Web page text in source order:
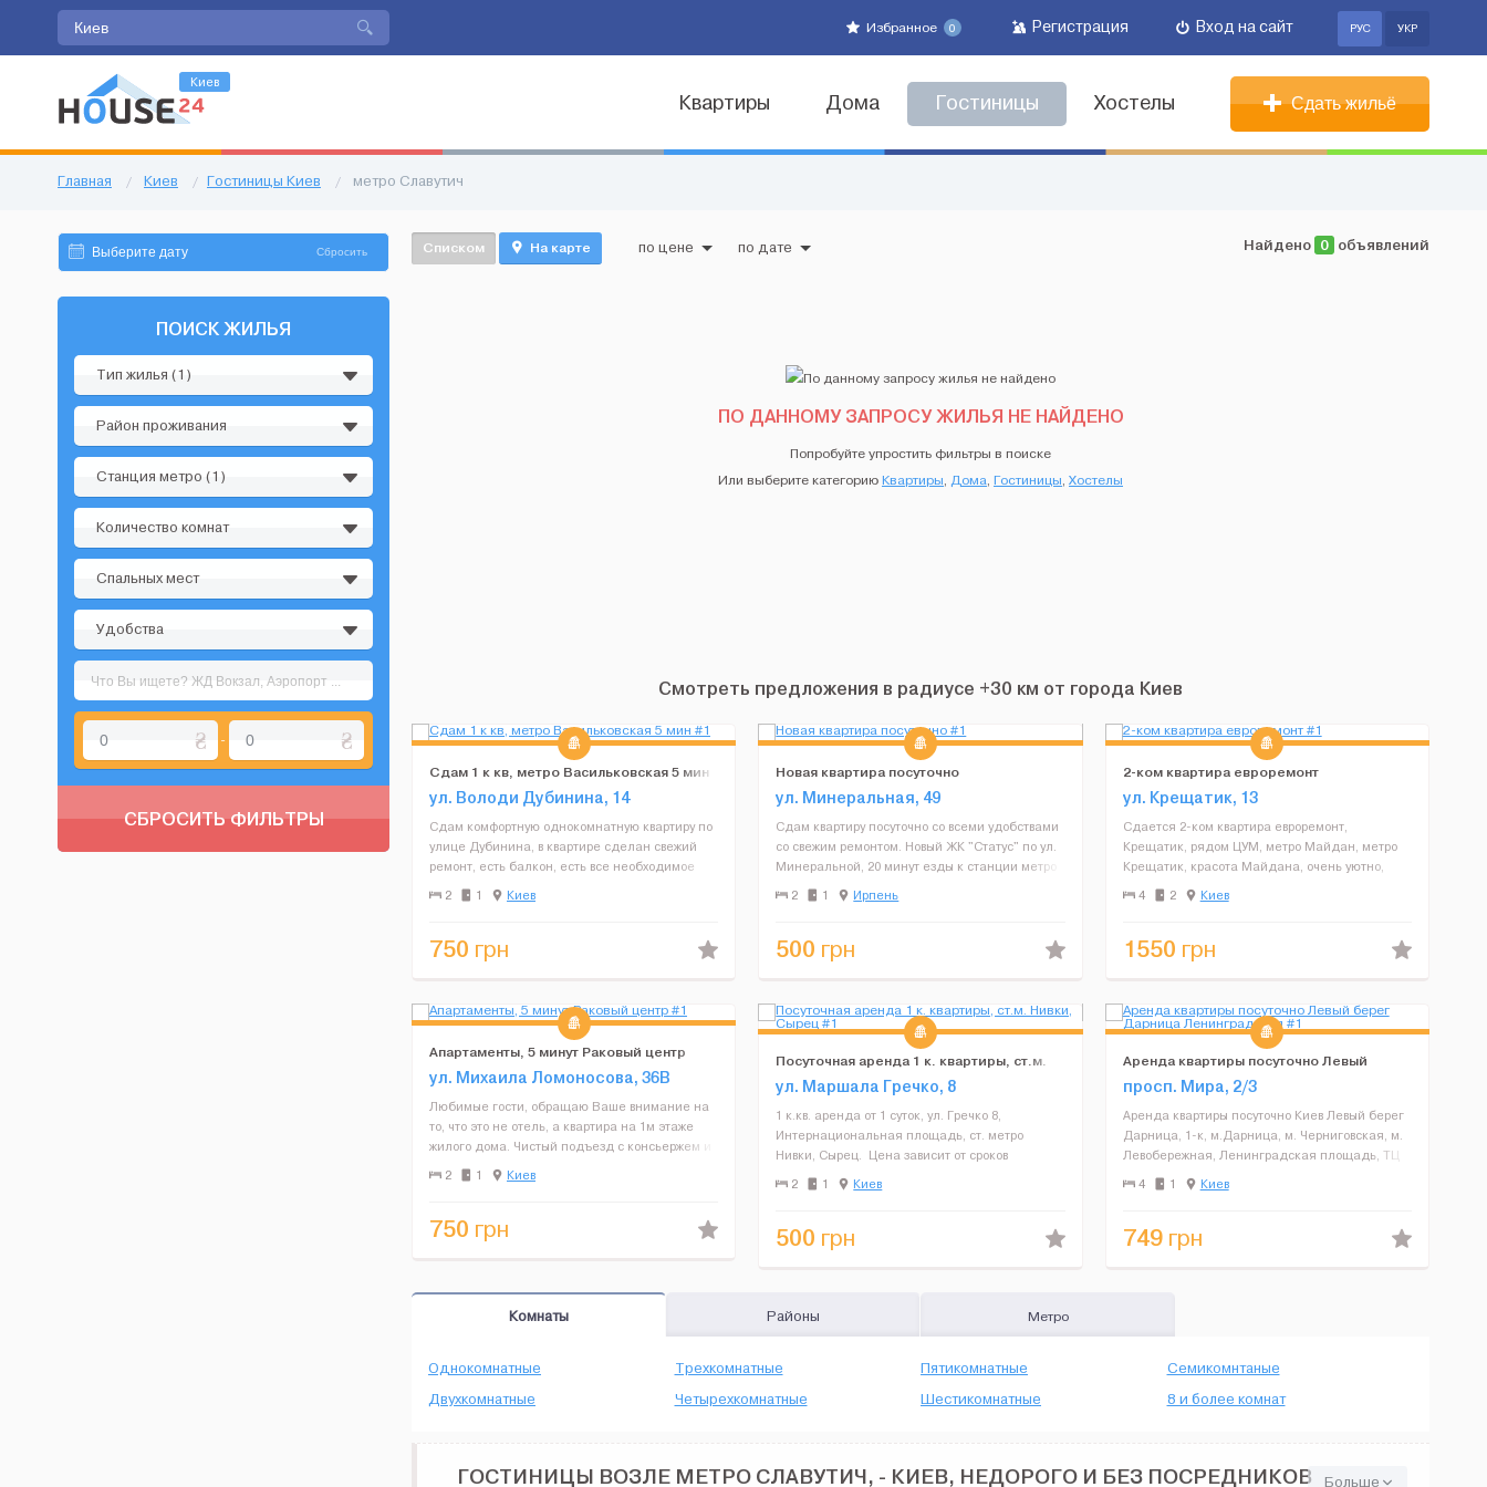
Избранное 0 Регистрация Вход на сайт РУС УКР
Киев
Квартиры Дома Гостиницы Хостелы Сдать жильё
Главная / Киев / Гостиницы Киев / метро Славутич
Сбросить
ПОИСК ЖИЛЬЯ
Тип жилья (1)
Район проживания
Станция метро (1)
Количество комнат
Спальных мест
Удобства
-
СБРОСИТЬ ФИЛЬТРЫ
Списком На карте по цене по дате Найдено 0 объявлений
ПО ДАННОМУ ЗАПРОСУ ЖИЛЬЯ НЕ НАЙДЕНО
Попробуйте упростить фильтры в поиске
Или выберите категориюКвартиры, Дома, Гостиницы, Хостелы
Смотреть предложения в радиусе +30 км от города Киев
Сдам 1 к кв, метро Васильковская 5 мин
ул. Володи Дубинина, 14
Сдам комфортную однокомнатную квартиру по
улице Дубинина, в квартире сделан свежий
ремонт, есть балкон, есть все необходимое
для проживания, большая двухспальная
кровать, телевизор, интернет, холодильник,
2 1 Киев
750 грн
Новая квартира посуточно
ул. Минеральная, 49
Сдам квартиру посуточно со всеми удобствами
со свежим ремонтом. Новый ЖК "Статус" по ул.
Минеральной, 20 минут езды к станции метро
Академгородок на марщрутке (каждые 5
минут), 10 минут пешком к центру Ирпеня,
2 1 Ирпень
500 грн
2-ком квартира евроремонт
ул. Крещатик, 13
Сдается 2-ком квартира евроремонт,
Крещатик, рядом ЦУМ, метро Майдан, метро
Крещатик, красота Майдана, очень уютно,
красиво, есть все необходимое, интернет,
кухня со встроенной техникой, вы захотите
4 2 Киев
1550 грн
Апартаменты, 5 минут Раковый центр
ул. Михаила Ломоносова, 36В
Любимые гости, обращаю Ваше внимание на
то, что это не отель, а квартира на 1м этаже
жилого дома. Чистый подъезд с консьержем и
видеонаблюдением. Во дворе огромная
площадка для деток. Квартира и территория
2 1 Киев
750 грн
Посуточная аренда 1 к. квартиры, ст.м.
Нивки, Сырец
ул. Маршала Гречко, 8
1 к.кв. аренда от 1 суток, ул. Гречко 8,
Интернациональная площадь, ст. метро
Нивки, Сырец. Цена зависит от сроков
проживания. Рядом сквер, парк, озеро,
магазины, две ветки метро. Три спальных
2 1 Киев
500 грн
Аренда квартиры посуточно Левый
берег Дарница Ленинградская
просп. Мира, 2/3
Аренда квартиры посуточно Киев Левый берег
Дарница, 1-к, м.Дарница, м. Черниговская, м.
Левобережная, Ленинградская площадь, ТЦ
«ДАРНИЦА», МВЦ (Международный
выставоный центр), Дворец подводного спорта,
4 1 Киев
749грн
Комнаты Районы Метро
Однокомнатные
Двухкомнатные
Трехкомнатные
Четырехкомнатные
Пятикомнатные
Шестикомнатные
Семикомнтаные
8 и более комнат
ГОСТИНИЦЫ ВОЗЛЕ МЕТРО СЛАВУТИЧ, - КИЕВ, НЕДОРОГО И БЕЗ ПОСРЕДНИКОВ Больше